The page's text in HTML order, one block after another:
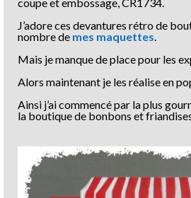
J’adore ces devantures rétro de
nombre de mes maquettes.
Mais je manque de place pour les
Alors maintenant je les réalise en
Ainsi j’ai commencé par la plus
la boutique de bonbons et